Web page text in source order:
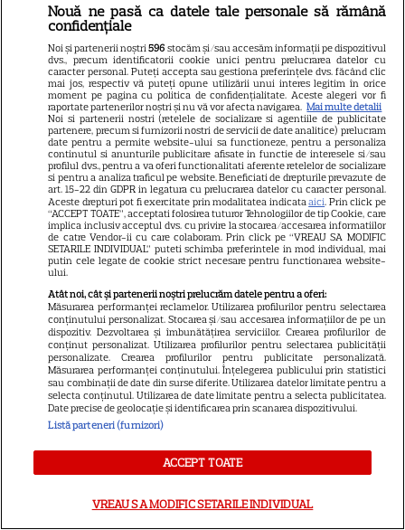
SERIALE
Nouă ne pasă ca datele tale personale să rămână
confidențiale
Noi și partenerii noștri596 stocăm și/sau accesăm informații pe dispozitivul
dvs., precum identificatorii cookie unici pentru prelucrarea datelor cu
caracter personal. Puteți accepta sau gestiona preferințele dvs. făcând clic
mai jos, respectiv vă puteți opune utilizării unui interes legitim în orice
moment pe pagina cu politica de confidențialitate. Aceste alegeri vor fi
raportate partenerilor noștri și nu vă vor afecta navigarea. Mai multe detalii
Noi si partenerii nostri (retelele de socializare si agentiile de publicitate
partenere, precum si furnizorii nostri de servicii de date analitice) prelucram
date pentru a permite website-ului sa functioneze, pentru a personaliza
continutul si anunturile publicitare afisate in functie de interesele si/sau
profilul dvs., pentru a va oferi functionalitati aferente retelelor de socializare
si pentru a analiza traficul pe website. Beneficiati de drepturile prevazute de
art. 15-22 din GDPR in legatura cu prelucrarea datelor cu caracter personal.
Aceste drepturi pot fi exercitate prin modalitatea indicataaici. Prin click pe
“ACCEPT TOATE”, acceptati folosirea tuturor Tehnologiilor de tip Cookie, care
implica inclusiv acceptul dvs. cu privire la stocarea/accesarea informatiilor
de catre Vendor-ii cu care colaboram. Prin click pe “VREAU SA MODIFIC
SETARILE INDIVIDUAL” puteti schimba preferintele in mod individual, mai
putin cele legate de cookie strict necesare pentru functionarea website-
ului.
Atât noi, cât și partenerii noștri prelucrăm datele pentru a oferi:
Măsurarea performanței reclamelor. Utilizarea profilurilor pentru selectarea
conținutului personalizat. Stocarea și/sau accesarea informațiilor de pe un
dispozitiv. Dezvoltarea și îmbunătățirea serviciilor. Crearea profilurilor de
conținut personalizat. Utilizarea profilurilor pentru selectarea publicității
personalizate. Crearea profilurilor pentru publicitate personalizată.
Măsurarea performanței conținutului. Înțelegerea publicului prin statistici
sau combinații de date din surse diferite. Utilizarea datelor limitate pentru a
selecta conținutul. Utilizarea de date limitate pentru a selecta publicitatea.
Date precise de geolocație și identificarea prin scanarea dispozitivului.
Listă parteneri (furnizori)
ACCEPT TOATE
VREAU SA MODIFIC SETARILE INDIVIDUAL